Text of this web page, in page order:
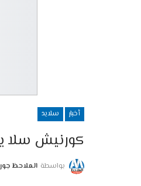
أخبار سلايد
كورنيش سلا
بواسطة الملاحظ